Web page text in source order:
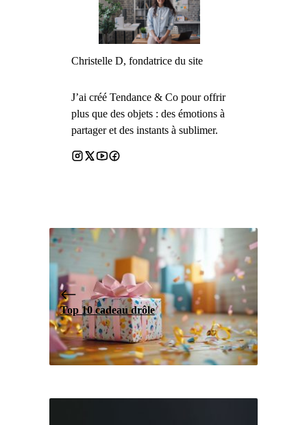
Christelle D, fondatrice du site
J’ai créé Tendance & Co pour offrir
plus que des objets : des émotions à
partager et des instants à sublimer.
Top 10 cadeau drôle